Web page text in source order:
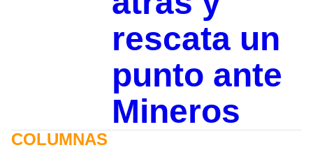
rescata un
punto ante
Mineros
COLUMNAS